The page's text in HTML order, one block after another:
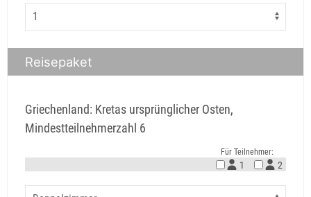
Reisepaket
Griechenland: Kretas ursprünglicher Osten,
Mindestteilnehmerzahl 6
Für Teilnehmer:
1 2